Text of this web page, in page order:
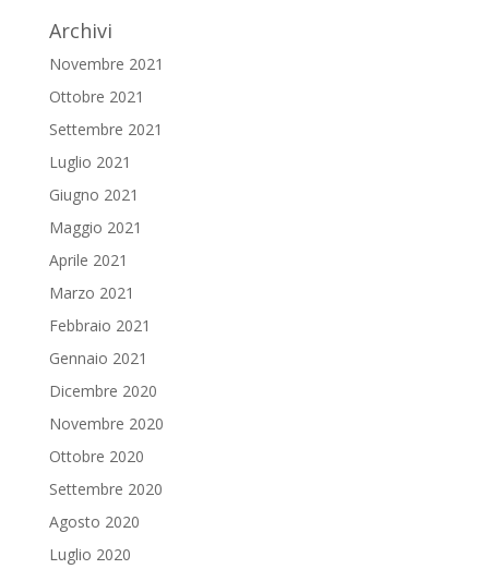
Archivi
Novembre 2021
Ottobre 2021
Settembre 2021
Luglio 2021
Giugno 2021
Maggio 2021
Aprile 2021
Marzo 2021
Febbraio 2021
Gennaio 2021
Dicembre 2020
Novembre 2020
Ottobre 2020
Settembre 2020
Agosto 2020
Luglio 2020